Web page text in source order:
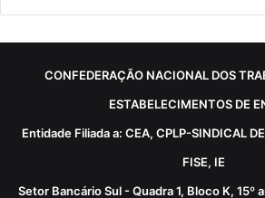
CONFEDERAÇÃO NACIONAL DOS
ESTABELECIMENTOS DE
Entidade Filiada a: CEA, CPLP-SINDICAL
FISE, IE
Setor Bancário Sul - Quadra 1, Bloco K, 15º